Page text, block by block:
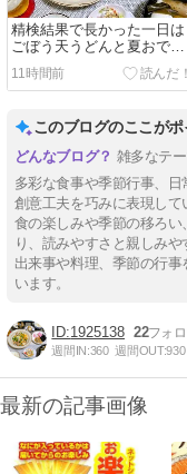
精検結果で長かった一日は
ごぼう天うどんと夏おでん
11時間前
このブログのここがポ
雑多なテ
多彩な食事や季節行事、
創意工夫を巧みに表現して
食の楽しみや季節の移ろ
り、読みやすさと親しみ
出来事や料理、季節の行
います。
1925138 22
週間IN:360 週間OUT:930
最新の記事画像